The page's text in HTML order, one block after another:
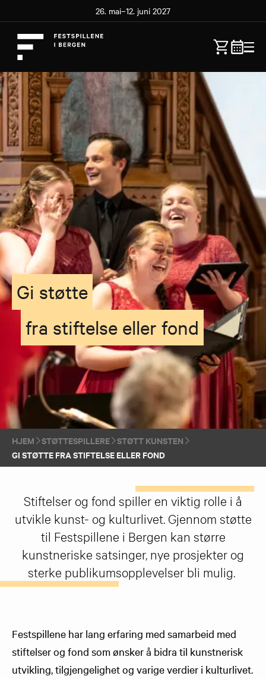
26. mai–12. juni 2027
Gi støtte
fra stiftelse eller fond
HJEM STØTTESPILLERE STØTT KUNSTEN
GI STØTTE FRA STIFTELSE ELLER FOND
Stiftelser og fond spiller en viktig rolle i å
utvikle kunst- og kulturlivet. Gjennom støtte
til Festspillene i Bergen kan større
kunstneriske satsinger, nye prosjekter og
sterke publikumsopplevelser bli mulig.
Festspillene har lang erfaring med samarbeid med
stiftelser og fond som ønsker å bidra til kunstnerisk
utvikling, tilgjengelighet og varige verdier i kulturlivet.